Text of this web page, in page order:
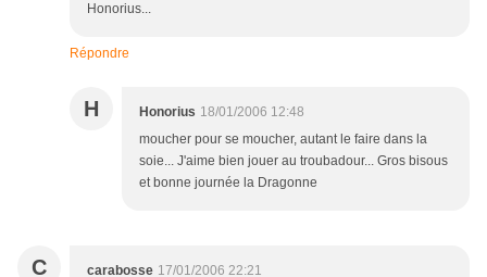
Honorius...
Répondre
H Honorius 18/01/2006 12:48
moucher pour se moucher, autant le faire dans la
soie... J'aime bien jouer au troubadour... Gros bisous
et bonne journée la Dragonne
C carabosse 17/01/2006 22:21